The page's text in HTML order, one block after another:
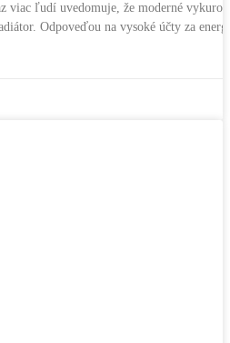
viac ľudí uvedomuje, že moderné
Odpoveďou na vysoké účty za